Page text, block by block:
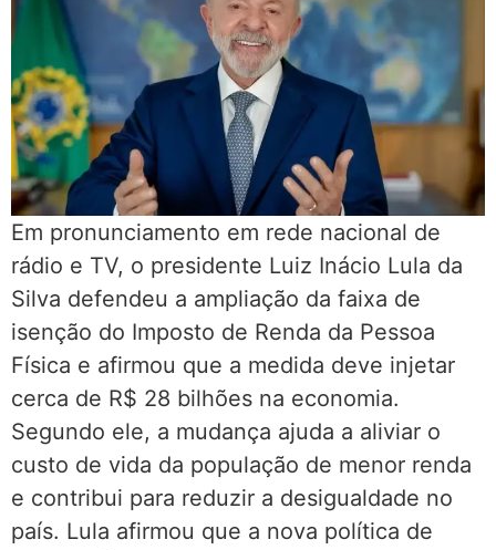
Em pronunciamento em rede nacional de
rádio e TV, o presidente Luiz Inácio Lula da
Silva defendeu a ampliação da faixa de
isenção do Imposto de Renda da Pessoa
Física e afirmou que a medida deve injetar
cerca de R$ 28 bilhões na economia.
Segundo ele, a mudança ajuda a aliviar o
custo de vida da população de menor renda
e contribui para reduzir a desigualdade no
país. Lula afirmou que a nova política de